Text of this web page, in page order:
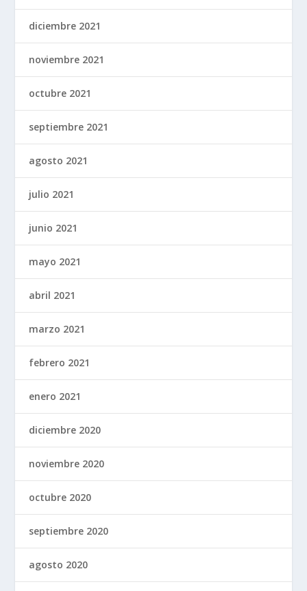
diciembre 2021
noviembre 2021
octubre 2021
septiembre 2021
agosto 2021
julio 2021
junio 2021
mayo 2021
abril 2021
marzo 2021
febrero 2021
enero 2021
diciembre 2020
noviembre 2020
octubre 2020
septiembre 2020
agosto 2020